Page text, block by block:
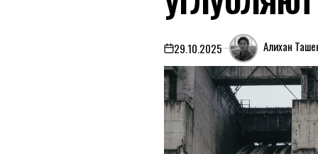
on29.10.2025 Алихан